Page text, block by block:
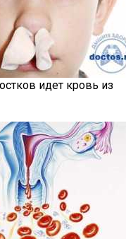
идет кровь из